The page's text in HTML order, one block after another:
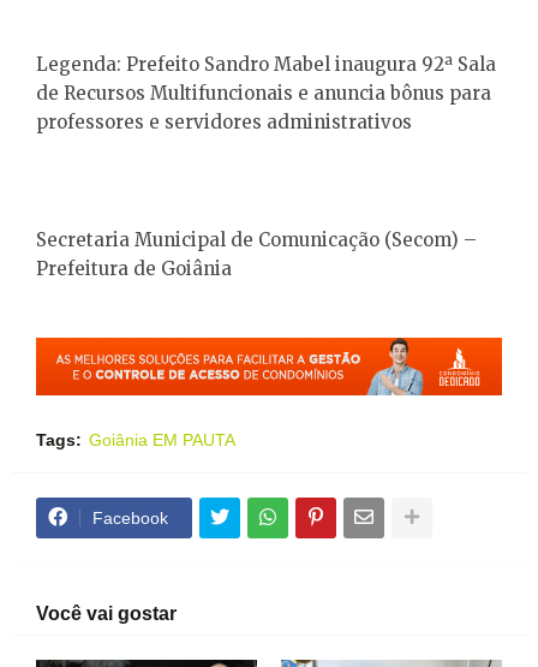
Legenda: Prefeito Sandro Mabel inaugura 92ª Sala
de Recursos Multifuncionais e anuncia bônus para
professores e servidores administrativos
Secretaria Municipal de Comunicação (Secom) –
Prefeitura de Goiânia
Tags: Goiânia EM PAUTA
Facebook
Você vai gostar